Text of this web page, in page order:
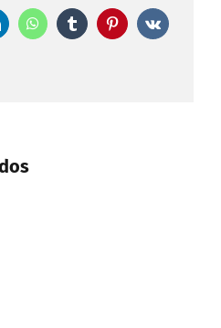
LinkedInWhatsAppTumblr Pinterest
Vk